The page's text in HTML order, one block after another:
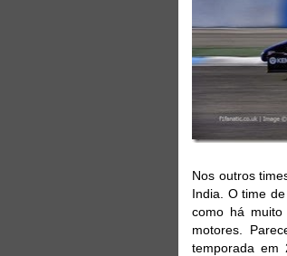
Nos outros
India. O time
como há
motores.
temporada em